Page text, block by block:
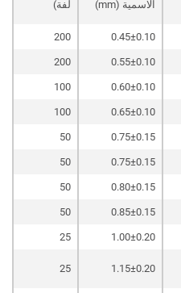
الاسمية (mm)
لفة)
0.45±0.10
200
0.55±0.10
200
0.60±0.10
100
0.65±0.10
100
0.75±0.15
50
0.75±0.15
50
0.80±0.15
50
0.85±0.15
50
1.00±0.20
25
1.15±0.20
25